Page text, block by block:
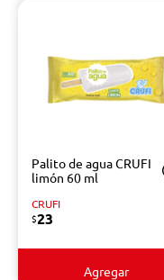
Palito de agua CRUFI
limón 60 ml
CRUFI
$23
Agregar